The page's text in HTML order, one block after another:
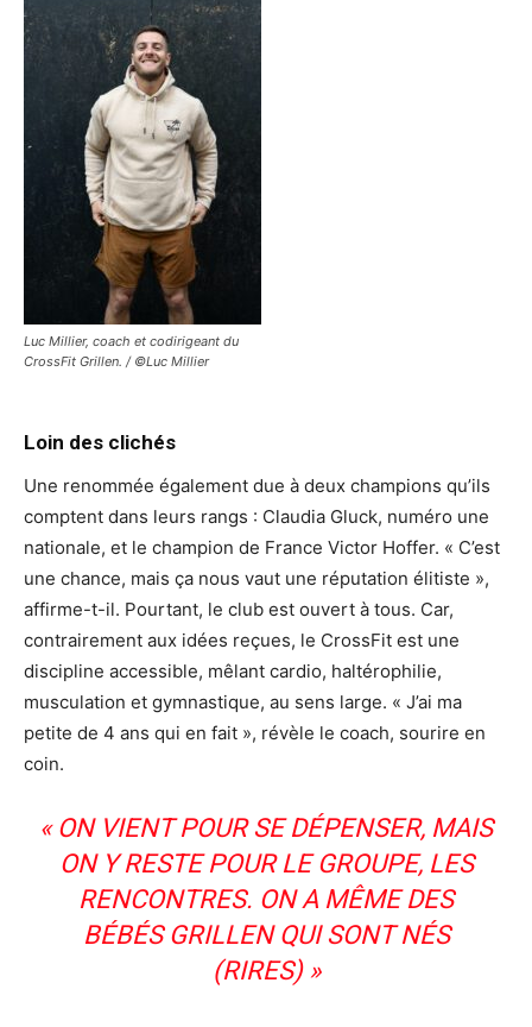
Luc Millier, coach et codirigeant du
CrossFit Grillen. / ©Luc Millier
Loin des clichés
Une renommée également due à deux champions qu’ils
comptent dans leurs rangs : Claudia Gluck, numéro une
nationale, et le champion de France Victor Hoffer. « C’est
une chance, mais ça nous vaut une réputation élitiste »,
affirme-t-il. Pourtant, le club est ouvert à tous. Car,
contrairement aux idées reçues, le CrossFit est une
discipline accessible, mêlant cardio, haltérophilie,
musculation et gymnastique, au sens large. « J’ai ma
petite de 4 ans qui en fait », révèle le coach, sourire en
coin.
« ON VIENT POUR SE DÉPENSER, MAIS
ON Y RESTE POUR LE GROUPE, LES
RENCONTRES. ON A MÊME DES
BÉBÉS GRILLEN QUI SONT NÉS
(RIRES) »